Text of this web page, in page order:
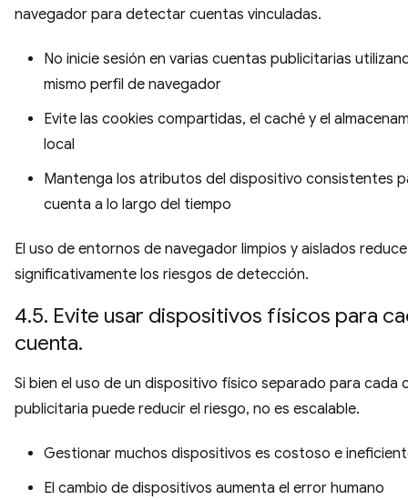
navegador para detectar cuentas vinculadas.
No inicie sesión en varias cuentas publicitarias
mismo perfil de navegador
Evite las cookies compartidas, el caché y el
local
Mantenga los atributos del dispositivo consistentes
cuenta a lo largo del tiempo
El uso de entornos de navegador limpios y aislados reduce
significativamente los riesgos de detección.
4.5. Evite usar dispositivos físicos para
cuenta.
Si bien el uso de un dispositivo físico separado para cada
publicitaria puede reducir el riesgo, no es escalable.
Gestionar muchos dispositivos es costoso e
El cambio de dispositivos aumenta el error humano